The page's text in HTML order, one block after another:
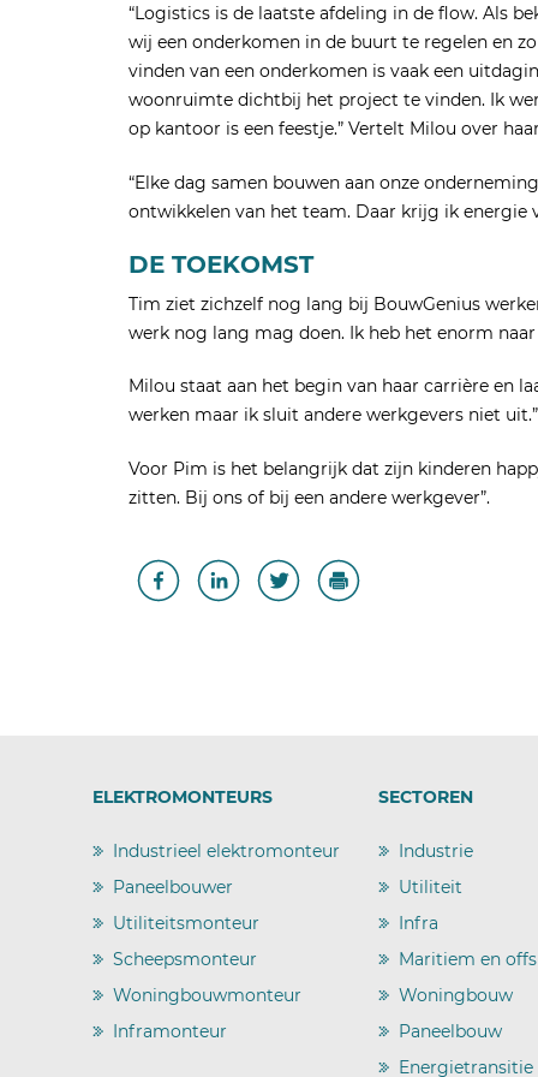
“Logistics is de laatste afdeling in de flow. Als
wij een onderkomen in de buurt te regelen en
vinden van een onderkomen is vaak een
woonruimte dichtbij het project te vinden. Ik
op kantoor is een feestje.” Vertelt Milou over
“Elke dag samen bouwen aan onze
ontwikkelen van het team. Daar krijg ik energie
DE TOEKOMST
Tim ziet zichzelf nog lang bij BouwGenius
werk nog lang mag doen. Ik heb het enorm naar
Milou staat aan het begin van haar carrière en
werken maar ik sluit andere werkgevers niet uit.”
Voor Pim is het belangrijk dat zijn kinderen
zitten. Bij ons of bij een andere werkgever”.
ELEKTROMONTEURS
) Industrieel elektromonteur
) Paneelbouwer
) Utiliteitsmonteur
) Scheepsmonteur
) Woningbouwmonteur
) Inframonteur
SECTOREN
) Industrie
) Utiliteit
) Infra
) Maritiem en
) Woningbouw
) Paneelbouw
) Energietransitie